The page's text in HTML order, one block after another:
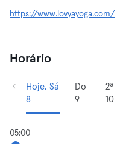
https://www.lovyayoga.com/
Horário
Hoje, Sá
8
Do
9
2ª
10
05:00